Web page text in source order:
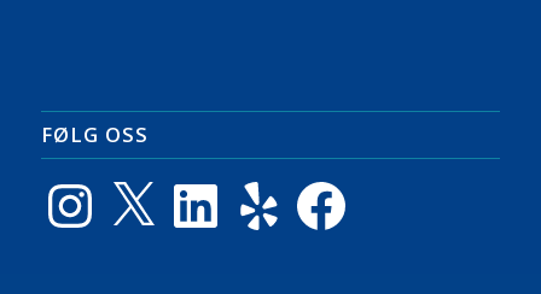
FØLG OSS
Instagram LinkedIn Yelp Facebook